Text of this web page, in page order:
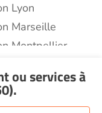
Lyon
Marseille
Montpellier
Nantes
Nîmes
ou servicesà
.